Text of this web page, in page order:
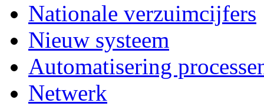
Nationale verzuimcijfers
Nieuw systeem
Automatisering
Netwerk